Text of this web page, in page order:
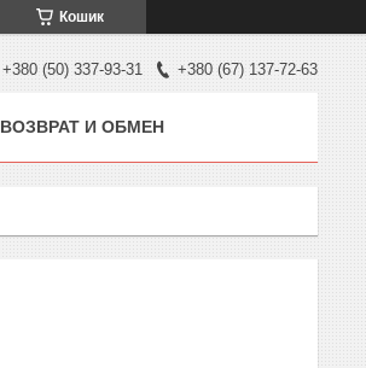
Кошик
+380 (50) 337-93-31 +380 (67) 137-72-63
ВОЗВРАТ И ОБМЕН